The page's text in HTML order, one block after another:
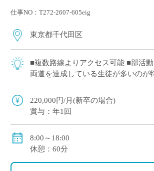
仕事NO：T272-2607-605eig
東京都千代田区
■複数路線よりアクセス可能 ■部活
両道を達成している生徒が多いのが
220,000円/月(新卒の場合)
賞与：年1回
8:00～18:00
休憩：60分